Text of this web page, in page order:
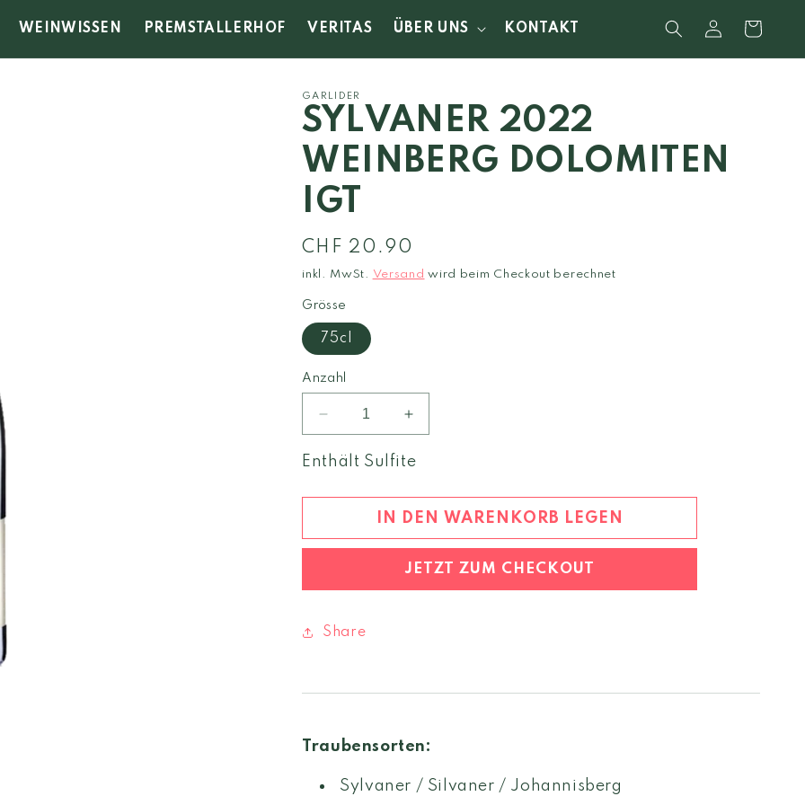
WEINWISSEN PREMSTALLERHOF VERITAS ÜBER UNS KONTAKT EinloggenWarenkorb
GARLIDER
SYLVANER 2022
WEINBERG DOLOMITEN
IGT
Normaler
Preis
CHF 20.90
inkl. MwSt. Versand wird beim Checkout berechnet
Grösse
75cl
Anzahl
Verringere
die
Menge
Sylvaner
Weinberg
Dolomiten
Erhöhe
die
Menge
Sylvaner
2022
Weinberg
Dolomiten
igt
Enthält Sulfite
IN DEN WARENKORB LEGEN
JETZT ZUM CHECKOUT
Share
Traubensorten:
Sylvaner / Silvaner / Johannisberg